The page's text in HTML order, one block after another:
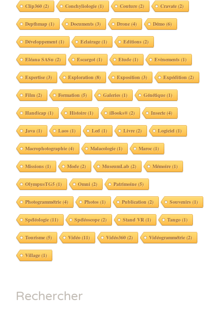
Clip360(2) Conchyliologie(1) Couture(2) Cravate(2)
Depthmap (1) Documents(3) Drone(4) Démo(6)
Développement(1) Eclairage(1) Editions(2)
Eléana SASu (2) Escargot(1) Etude(1) Evènements(1)
Expertise(3) Exploration (8) Exposition (3) Expédition (2)
Film(2) Formation (5) Galeries(1) Génétique(1)
Handicap (1) Histoire(1) iBooks®(2) Insecte(4)
Java (1) Laos(1) Led (1) Livre(2) Logiciel (1)
Macrophotographie(4) Malacologie(1) Maroc(1)
Missions(1) Mode(2) MuseumLab (2) Mémoire(1)
OlympusTG5(1) Omni (2) Patrimoine(5)
Photogrammétrie(4) Photos(1) Publication (2) Souvenirs(1)
Spéléologie(11) Spéléoscope(2) Stand VR (1) Tango(1)
Tourisme(5) Vidéo(11) Vidéo360(2) Vidéogrammétrie(2)
Village(1)
Rechercher